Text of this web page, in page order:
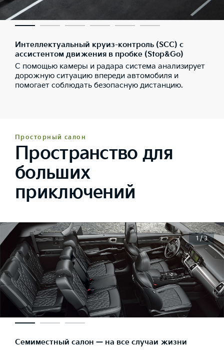
Интеллектуальный круиз-контроль (SCC) с
ассистентом движения в пробке (Stop&Go)
С помощью камеры и радара система анализирует
дорожную ситуацию впереди автомобиля и
помогает соблюдать безопасную дистанцию.
Просторный салон
Пространство для
больших
приключений
Семиместный салон — на все случаи жизни
1 / 3